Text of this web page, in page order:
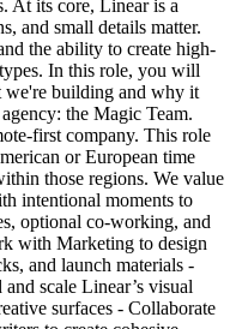
At its core, Linear is a
and small details matter.
the ability to create high-
In this role, you will
we're building and why it
the Magic Team.
first company. This role
or European time
those regions. We value
intentional moments to
optional co-working, and
with Marketing to design
and launch materials -
scale Linear’s visual
surfaces - Collaborate